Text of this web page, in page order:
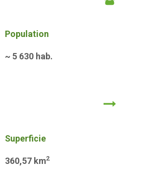
Population
~ 5 630 hab.
Superficie
360,57 km2